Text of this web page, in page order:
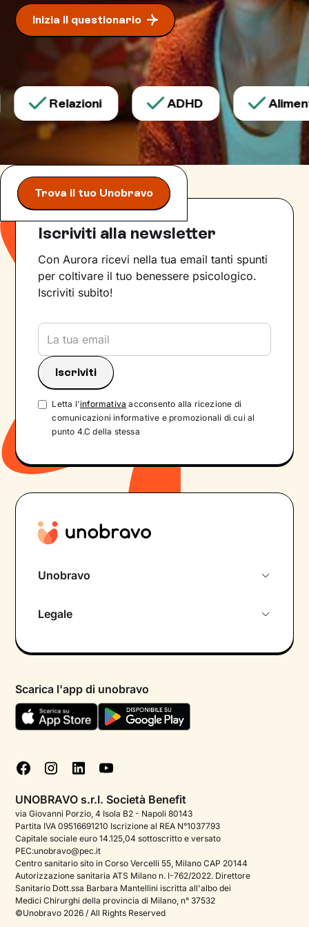
Inizia il questionario
Relazioni ADHD
Trova il tuo Unobravo
Iscriviti alla newsletter
Con Aurora ricevi nella tua email tanti spunti
per coltivare il tuo benessere psicologico.
Iscriviti subito!
Letta l'informativa acconsento alla ricezione di
comunicazioni informative e promozionali di cui al
punto 4.C della stessa
Unobravo
Psicologo in chat
Aiuto urgente
FAQ
Podcast di psicologia
Corporate
Psicologo italiano all'estero
Approfondimenti sulla salute mentale
Sala stampa
Legale
Termini e condizioni
Informativa Privacy
Cookie policy
Gestisci cookie
Scarica l'app di unobravo
UNOBRAVO s.r.l. Società Benefit
via Giovanni Porzio, 4 Isola B2 - Napoli 80143
Partita IVA 09516691210 Iscrizione al REA N°1037793
Capitale sociale euro 14.125,04 sottoscritto e versato
PEC:unobravo@pec.it
Centro sanitario sito in Corso Vercelli 55, Milano CAP 20144
Autorizzazione sanitaria ATS Milano n. I-762/2022. Direttore
Sanitario Dott.ssa Barbara Mantellini iscritta all'albo dei
Medici Chirurghi della provincia di Milano, n° 37532
©Unobravo 2026 / All Rights Reserved